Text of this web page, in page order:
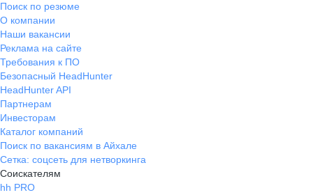
Поиск по резюме
О компании
Наши вакансии
Реклама на сайте
Требования к ПО
Безопасный HeadHunter
HeadHunter API
Партнерам
Инвесторам
Каталог компаний
Поиск по вакансиям в Айхале
Сетка: соцсеть для нетворкинга
Соискателям
hh PRO